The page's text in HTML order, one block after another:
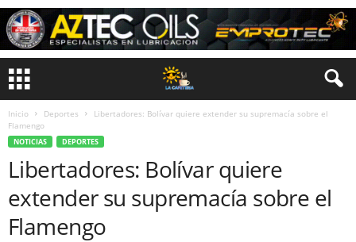
Inicio Deportes
Libertadores: Bolívar quiere extender su supremacía sobre el
Flamengo
NOTICIAS DEPORTES
Libertadores: Bolívar quiere
extender su supremacía sobre el
Flamengo